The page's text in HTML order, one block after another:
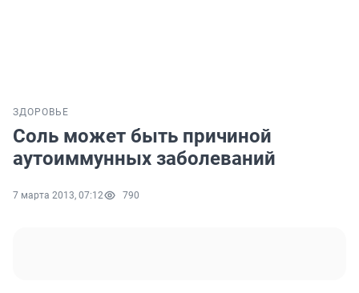
ЗДОРОВЬЕ
Соль может быть причиной
аутоиммунных заболеваний
7 марта 2013, 07:12 790